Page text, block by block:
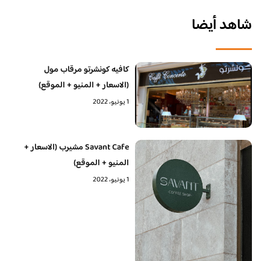
شاهد أيضا
كافيه كونشرتو مرقاب مول
(الاسعار + المنيو + الموقع)
1 يونيو، 2022
Savant Cafe مشيرب (الاسعار +
المنيو + الموقع)
1 يونيو، 2022